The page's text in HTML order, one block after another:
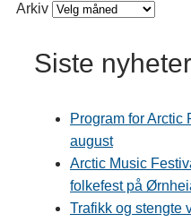
Arkiv
Siste nyheter
Program for Arctic
august
Arctic Music
folkefest på
Trafikk og stengte